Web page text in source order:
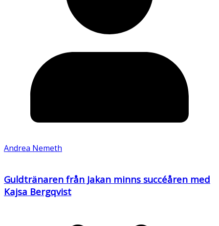
Andrea Nemeth
Guldtränaren från Jakan minns succéåren med
Kajsa Bergqvist